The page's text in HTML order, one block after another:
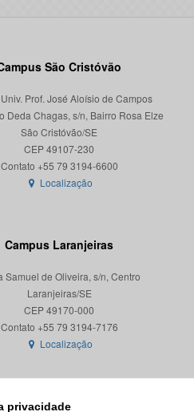
privacidade
São Cristóvão
Prof. José Aloísio de Campos
Deda Chagas, s/n, Bairro Rosa Elze
São Cristóvão/SE
CEP 49107-230
Localização
Campus Laranjeiras
Samuel de Oliveira, s/n, Centro
Laranjeiras/SE
CEP 49170-000
Localização